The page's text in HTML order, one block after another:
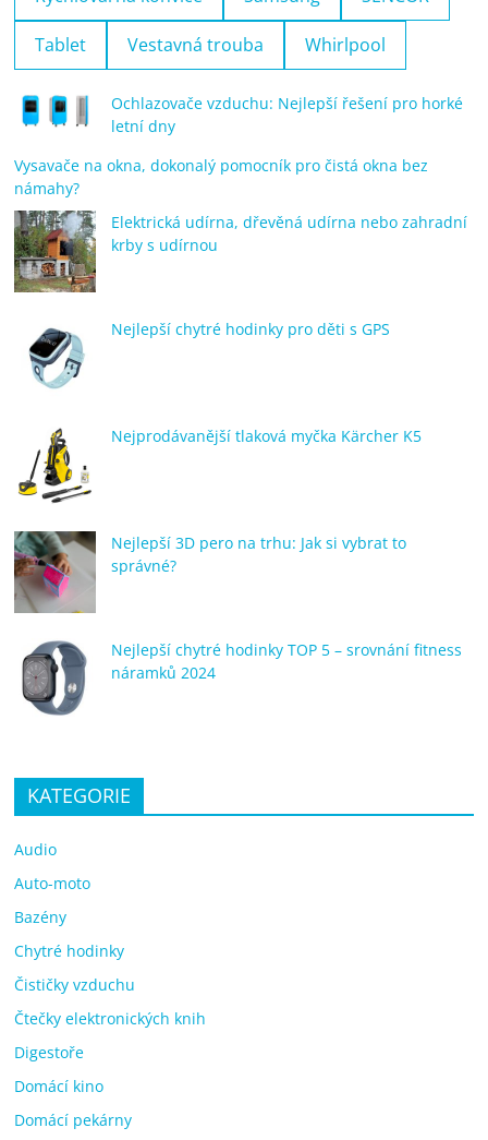
Tablet Vestavná trouba Whirlpool
Ochlazovače vzduchu: Nejlepší řešení pro horké
letní dny
Vysavače na okna, dokonalý pomocník pro čistá okna bez
námahy?
Elektrická udírna, dřevěná udírna nebo zahradní
krby s udírnou
Nejlepší chytré hodinky pro děti s GPS
Nejprodávanější tlaková myčka Kärcher K5
Nejlepší 3D pero na trhu: Jak si vybrat to
správné?
Nejlepší chytré hodinky TOP 5 – srovnání fitness
náramků 2024
KATEGORIE
Audio
Auto-moto
Bazény
Chytré hodinky
Čističky vzduchu
Čtečky elektronických knih
Digestoře
Domácí kino
Domácí pekárny